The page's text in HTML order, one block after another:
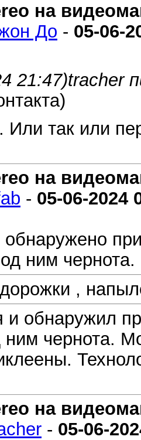
на
До - 05-06-
21:47)tracher
Или так или
на
- 05-06-2024
ним
,
и обнаружил
ним чернота.
на
- 05-06-